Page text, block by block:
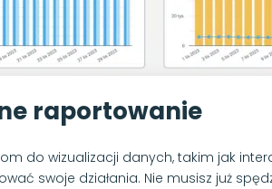
raportowanie
do wizualizacji danych, takim jak
swoje działania. Nie musisz już